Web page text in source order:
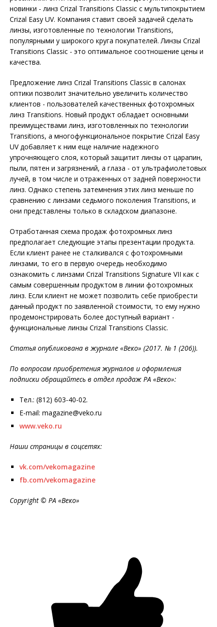
новинки - линз Crizal Transitions Classic с мультипокрытием
Crizal Easy UV. Компания ставит своей задачей сделать
линзы, изготовленные по технологии Transitions,
популярными у широкого круга покупателей. Линзы Crizal
Transitions Classic - это оптимальное соотношение цены и
качества.
Предложение линз Crizal Transitions Classic в салонах
оптики позволит значительно увеличить количество
клиентов - пользователей качественных фотохромных
линз Transitions. Новый продукт обладает основными
преимуществами линз, изготовленных по технологии
Transitions, а многофункциональное покрытие Crizal Easy
UV добавляет к ним еще наличие надежного
упрочняющего слоя, который защитит линзы от царапин,
пыли, пятен и загрязнений, а глаза - от ультрафиолетовых
лучей, в том числе и отраженных от задней поверхности
линз. Однако степень затемнения этих линз меньше по
сравнению с линзами седьмого поколения Transitions, и
они представлены только в складском диапазоне.
Отработанная схема продаж фотохромных линз
предполагает следующие этапы презентации продукта.
Если клиент ранее не сталкивался с фотохромными
линзами, то его в первую очередь необходимо
ознакомить с линзами Crizal Transitions Signature VII как с
самым совершенным продуктом в линии фотохромных
линз. Если клиент не может позволить себе приобрести
данный продукт по заявленной стоимости, то ему нужно
продемонстрировать более доступный вариант -
функциональные линзы Crizal Transitions Classic.
Статья опубликована в журнале «Веко» (2017. № 1 (206)).
По вопросам приобретения журналов и оформления
подписки обращайтесь в отдел продаж РА «Веко»:
Тел.: (812) 603-40-02.
E-mail: magazine@veko.ru
www.veko.ru
Наши страницы в соцсетях:
vk.com/vekomagazine
fb.com/vekomagazine
Copyright © РА «Веко»